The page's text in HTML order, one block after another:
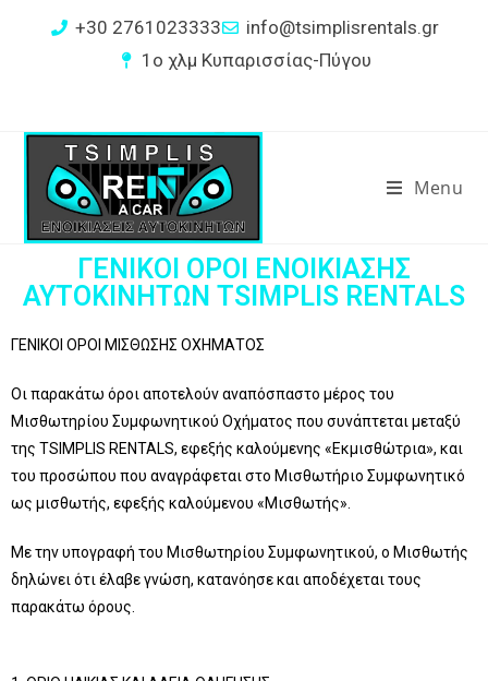
+30 2761023333
info@tsimplisrentals.gr
1ο χλμ Κυπαρισσίας-Πύγου
Menu
ΓΕΝΙΚΟΙ ΟΡΟΙ ΕΝΟΙΚΙΑΣΗΣ
ΑΥΤΟΚΙΝΗΤΩΝ TSIMPLIS RENTALS
ΓΕΝΙΚΟΙ ΟΡΟΙ ΜΙΣΘΩΣΗΣ ΟΧΗΜΑΤΟΣ
Οι παρακάτω όροι αποτελούν αναπόσπαστο μέρος του
Μισθωτηρίου Συμφωνητικού Οχήματος που συνάπτεται μεταξύ
της TSIMPLIS RENTALS, εφεξής καλούμενης «Εκμισθώτρια», και
του προσώπου που αναγράφεται στο Μισθωτήριο Συμφωνητικό
ως μισθωτής, εφεξής καλούμενου «Μισθωτής».
Με την υπογραφή του Μισθωτηρίου Συμφωνητικού, ο Μισθωτής
δηλώνει ότι έλαβε γνώση, κατανόησε και αποδέχεται τους
παρακάτω όρους.